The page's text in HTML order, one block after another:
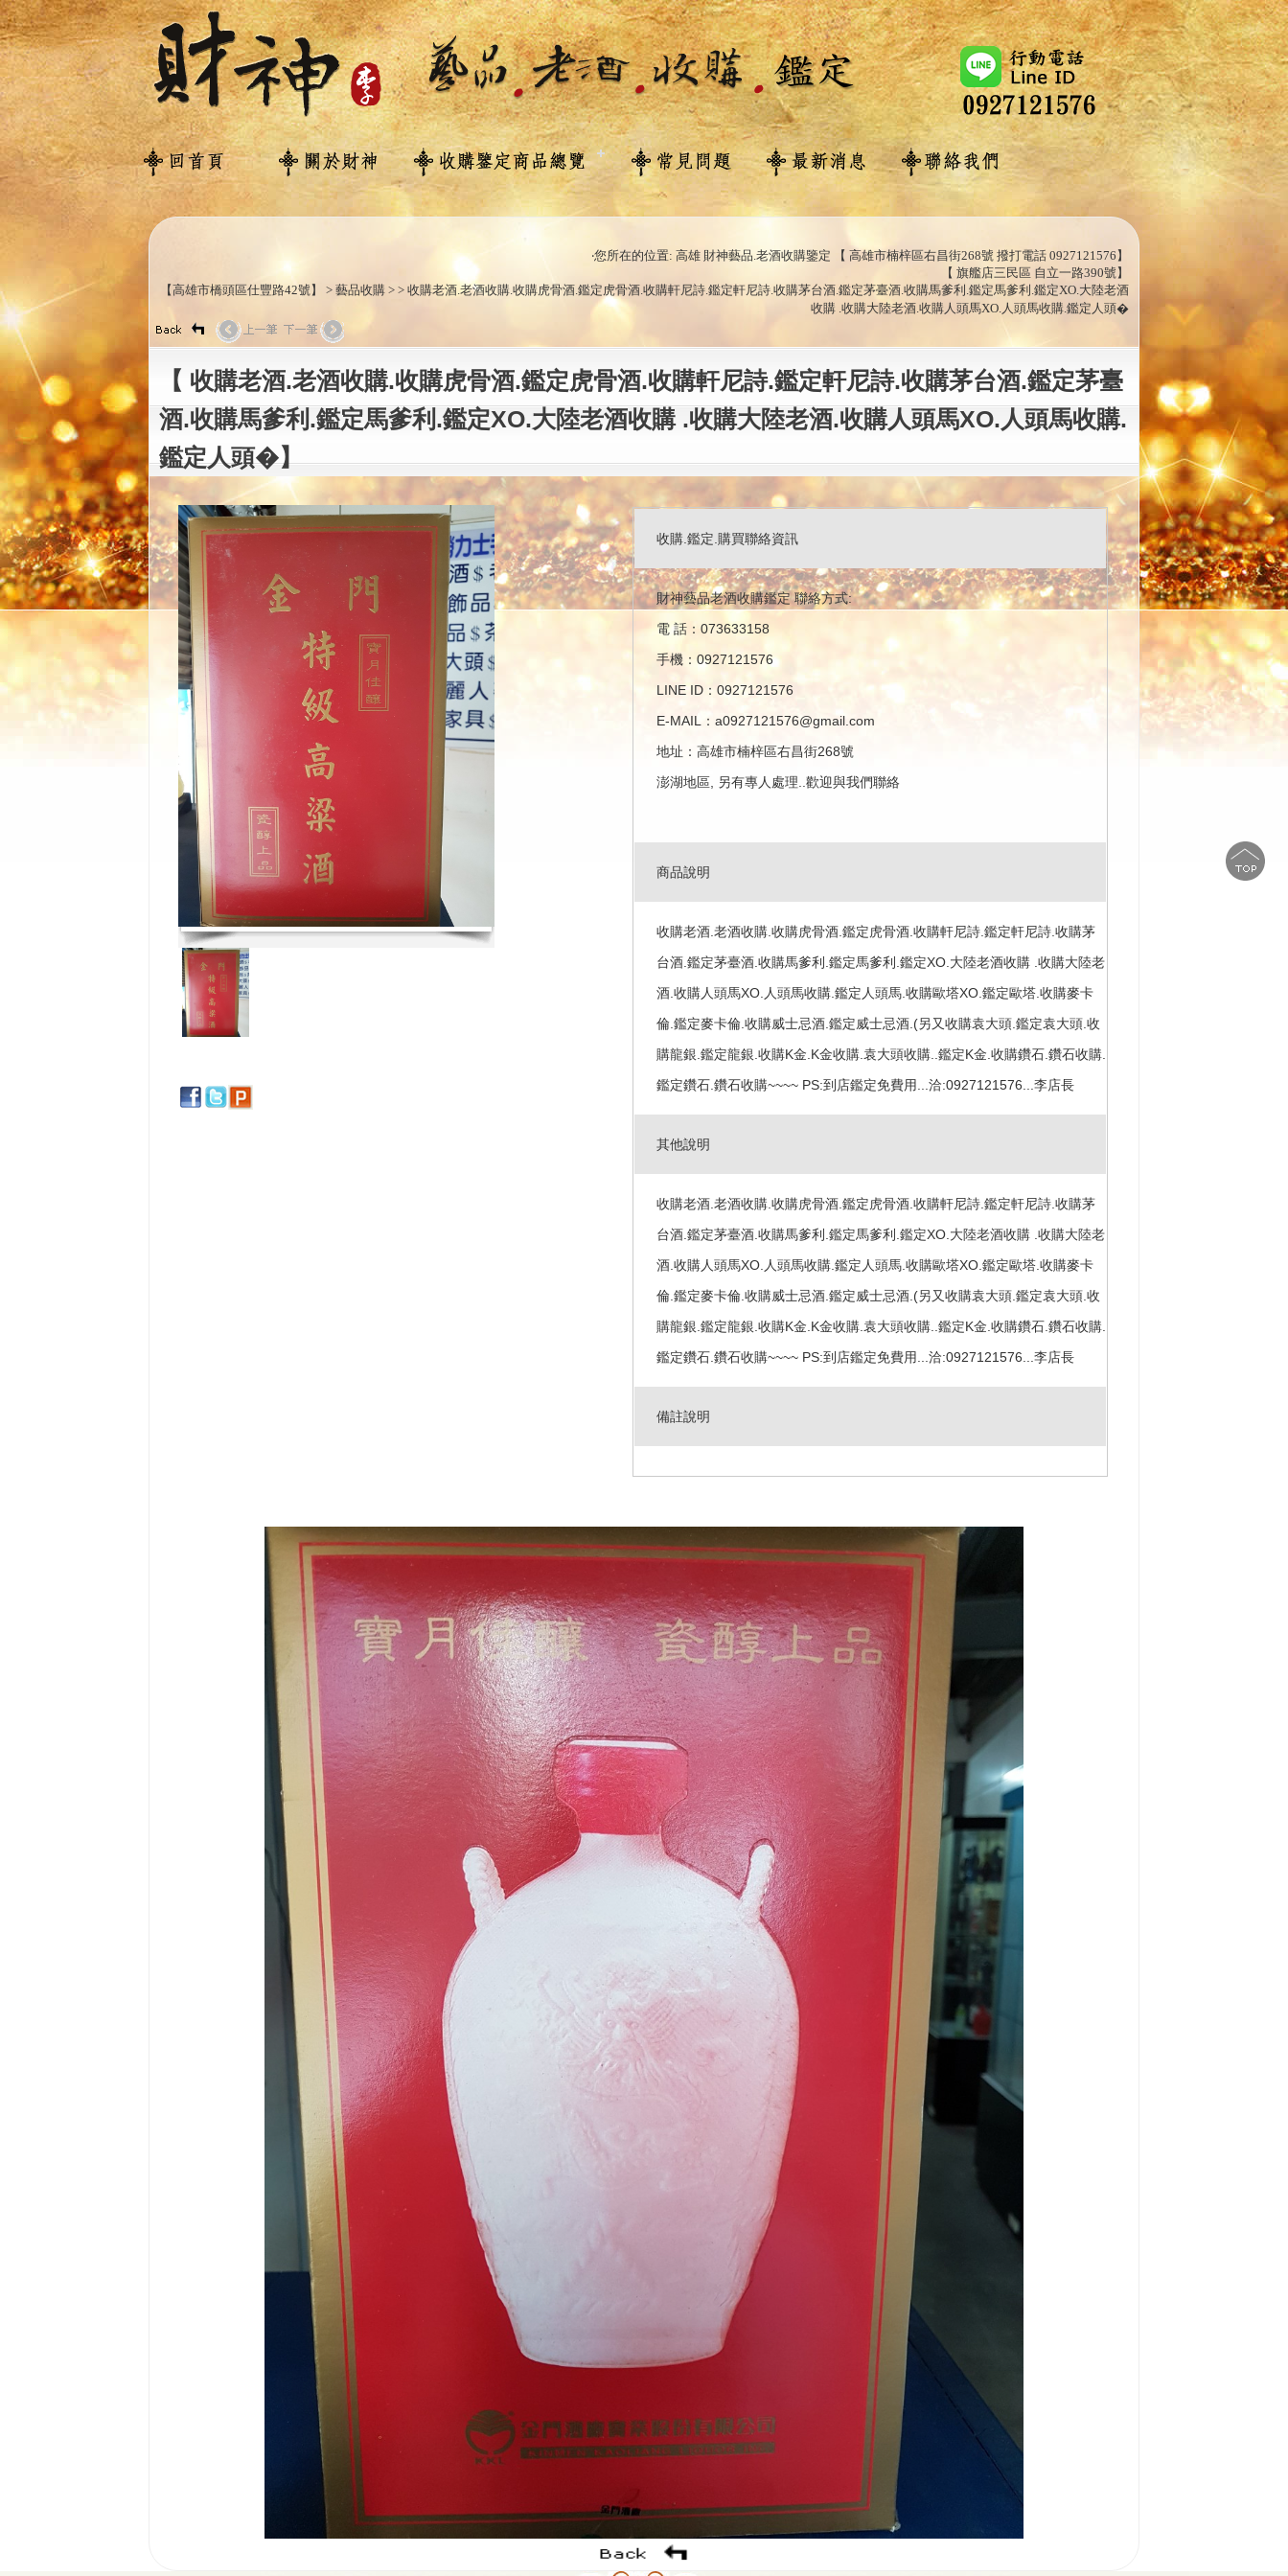
‧您所在的位置: 高雄 財神藝品.老酒收購鑒定 【 高雄市楠梓區右昌街268號 撥打電話 0927121576】
【 旗艦店三民區 自立一路390號】
【高雄市橋頭區仕豐路42號】 > 藝品收購 > > 收購老酒.老酒收購.收購虎骨酒.鑑定虎骨酒.收購軒尼詩.鑑定軒尼詩.收購茅台酒.鑑定茅臺酒.收購馬爹利.鑑定馬爹利.鑑定XO.大陸老酒
收購 .收購大陸老酒.收購人頭馬XO.人頭馬收購.鑑定人頭�
【 收購老酒.老酒收購.收購虎骨酒.鑑定虎骨酒.收購軒尼詩.鑑定軒尼詩.收購茅台酒.鑑定茅臺
酒.收購馬爹利.鑑定馬爹利.鑑定XO.大陸老酒收購 .收購大陸老酒.收購人頭馬XO.人頭馬收購.
鑑定人頭�】
收購.鑑定.購買聯絡資訊
財神藝品老酒收購鑑定 聯絡方式:
電 話：073633158
手機：0927121576
LINE ID：0927121576
E-MAIL：a0927121576@gmail.com
地址：高雄市楠梓區右昌街268號
澎湖地區, 另有專人處理..歡迎與我們聯絡
商品說明
收購老酒.老酒收購.收購虎骨酒.鑑定虎骨酒.收購軒尼詩.鑑定軒尼詩.收購茅
台酒.鑑定茅臺酒.收購馬爹利.鑑定馬爹利.鑑定XO.大陸老酒收購 .收購大陸老
酒.收購人頭馬XO.人頭馬收購.鑑定人頭馬.收購歐塔XO.鑑定歐塔.收購麥卡
倫.鑑定麥卡倫.收購威士忌酒.鑑定威士忌酒.(另又收購袁大頭.鑑定袁大頭.收
購龍銀.鑑定龍銀.收購K金.K金收購.袁大頭收購..鑑定K金.收購鑽石.鑽石收購.
鑑定鑽石.鑽石收購~~~~ PS:到店鑑定免費用...洽:0927121576...李店長
其他說明
收購老酒.老酒收購.收購虎骨酒.鑑定虎骨酒.收購軒尼詩.鑑定軒尼詩.收購茅
台酒.鑑定茅臺酒.收購馬爹利.鑑定馬爹利.鑑定XO.大陸老酒收購 .收購大陸老
酒.收購人頭馬XO.人頭馬收購.鑑定人頭馬.收購歐塔XO.鑑定歐塔.收購麥卡
倫.鑑定麥卡倫.收購威士忌酒.鑑定威士忌酒.(另又收購袁大頭.鑑定袁大頭.收
購龍銀.鑑定龍銀.收購K金.K金收購.袁大頭收購..鑑定K金.收購鑽石.鑽石收購.
鑑定鑽石.鑽石收購~~~~ PS:到店鑑定免費用...洽:0927121576...李店長
備註說明